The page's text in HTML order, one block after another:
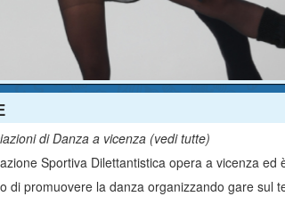
di Danza a vicenza (vedi tutte)
Sportiva Dilettantistica opera a vicenza ed
di promuovere la danza organizzando gare sul